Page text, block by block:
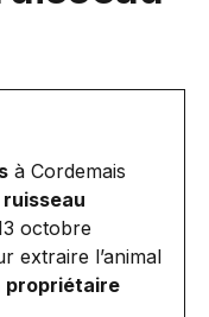
à Cordemais
ruisseau
octobre
extraire l’animal
propriétaire